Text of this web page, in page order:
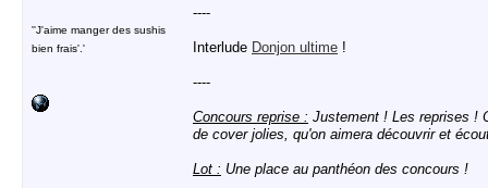
''J'aime manger des sushis
bien frais'.'
----
Interlude Donjon ultime !
----
Concours reprise : Justement ! Les reprises !
de cover jolies, qu'on aimera découvrir et
Lot : Une place au panthéon des concours !